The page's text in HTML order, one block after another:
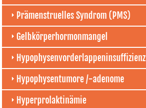
Prämenstruelles Syndrom (PMS)
Gelbkörperhormonmangel
Hypophysenvorderlappeninsuffizienz
Hypophysentumore /-adenome
Hyperprolaktinämie